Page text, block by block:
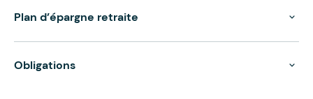
Plan d’épargne retraite
Obligations